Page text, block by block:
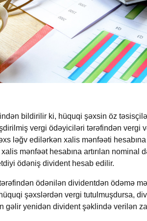
bildirilir ki, hüquqi şəxsin öz
vergi ödəyiciləri tərəfindən vergi
ləğv edilərkən xalis mənfəəti
mənfəət hesabına artırılan nominal
ödəniş divident hesab edilir.
ödənilən dividentdən ödəmə
şəxslərdən vergi tutulmuşdursa,
gəlir yenidən divident şəklində verilən